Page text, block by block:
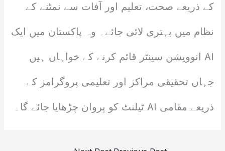
کے ذریعے صحت، تعلیم اور آفات سے نمٹنے کے
نظام میں بہتری لائی جائے۔ وہ پاکستان میں ایک
AI انوویشن سینٹر قائم کرنے کے خواہاں ہیں
جہاں تحقیقی مراکز اور تعلیمی پروگرامز کے
ذریعے مقامی AI ٹیلنٹ کو پروان چڑھایا جائے گا۔